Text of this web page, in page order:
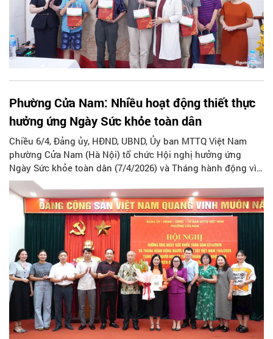
Phường Cửa Nam: Nhiều hoạt động thiết thực
hưởng ứng Ngày Sức khỏe toàn dân
Chiều 6/4, Đảng ủy, HĐND, UBND, Ủy ban MTTQ Việt Nam
phường Cửa Nam (Hà Nội) tổ chức Hội nghị hưởng ứng
Ngày Sức khỏe toàn dân (7/4/2026) và Tháng hành động vì
người khuyết tật Việt Nam, đồng thời trao tặng quà cho
người khuyết tật có hoàn cảnh khó khăn trên địa bàn, nhân
kỷ niệm 28 năm Ngày Người khuyết tật Việt Nam (18/4/1998
– 18/4/2026).